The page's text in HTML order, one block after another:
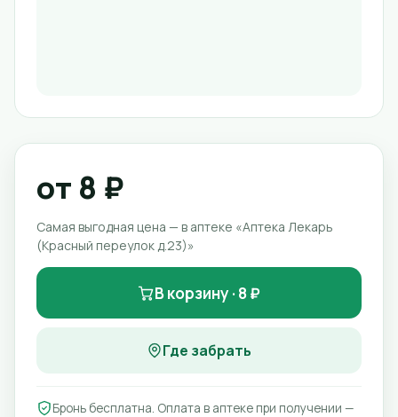
от 8 ₽
Самая выгодная цена — в аптеке «Аптека Лекарь
(Красный переулок д.23)»
В корзину · 8 ₽
Где забрать
Бронь бесплатна. Оплата в аптеке при получении —